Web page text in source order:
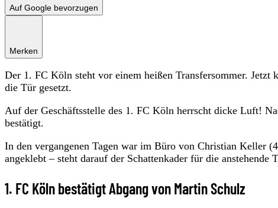
Auf Google bevorzugen
Merken
Der 1. FC Köln steht vor einem heißen Transfersommer.
die Tür gesetzt.
Auf der Geschäftsstelle des 1. FC Köln herrscht dicke Luft!
bestätigt.
In den vergangenen Tagen war im Büro von Christian Keller
angeklebt – steht darauf der Schattenkader für die anstehende
1. FC Köln bestätigt Abgang von Martin Schulz